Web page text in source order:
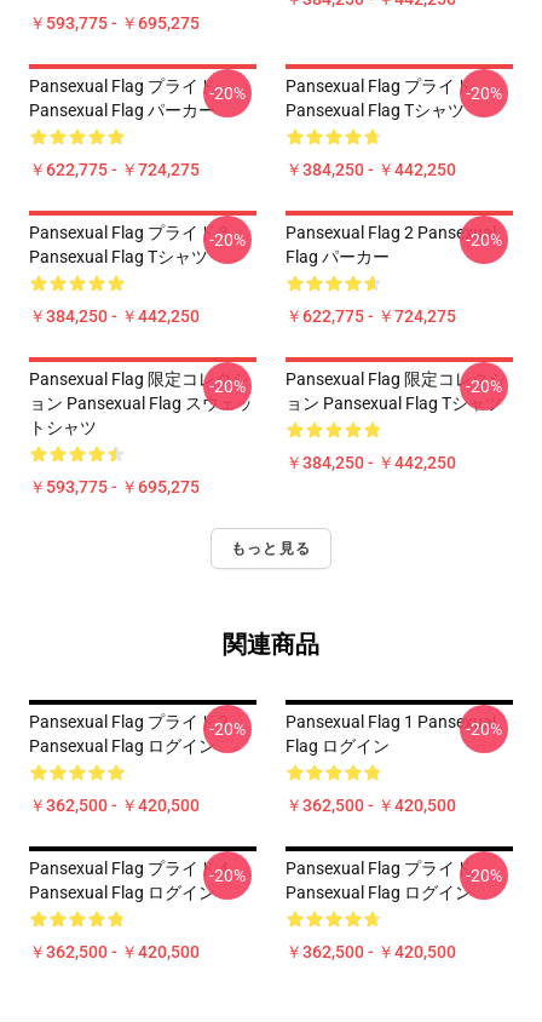
￥593,775 - ￥695,275
Pansexual Flag プライド
Pansexual Flag パーカー
￥622,775 - ￥724,275
-20%
Pansexual Flag プライド
Pansexual Flag Tシャツ
￥384,250 - ￥442,250
-20%
Pansexual Flag プライド 3
Pansexual Flag Tシャツ
￥384,250 - ￥442,250
-20%
Pansexual Flag 2 Pansexual
Flag パーカー
￥622,775 - ￥724,275
-20%
Pansexual Flag 限定コレクシ
ョン Pansexual Flag スウェッ
トシャツ
￥593,775 - ￥695,275
-20%
Pansexual Flag 限定コレクシ
ョン Pansexual Flag Tシャツ
￥384,250 - ￥442,250
-20%
もっと見る
関連商品
Pansexual Flag プライド 2
Pansexual Flag ログイン
￥362,500 - ￥420,500
-20%
Pansexual Flag 1 Pansexual
Flag ログイン
￥362,500 - ￥420,500
-20%
Pansexual Flag プライド 4
Pansexual Flag ログイン
￥362,500 - ￥420,500
-20%
Pansexual Flag プライド
Pansexual Flag ログイン
￥362,500 - ￥420,500
-20%